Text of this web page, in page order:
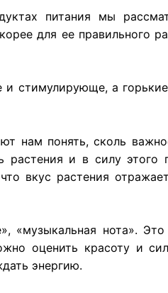
питания мы
для ее правильного
стимулирующе, а
нам понять, сколь
и в силу этого
вкус растения
«музыкальная нота».
оценить красоту и
энергию.